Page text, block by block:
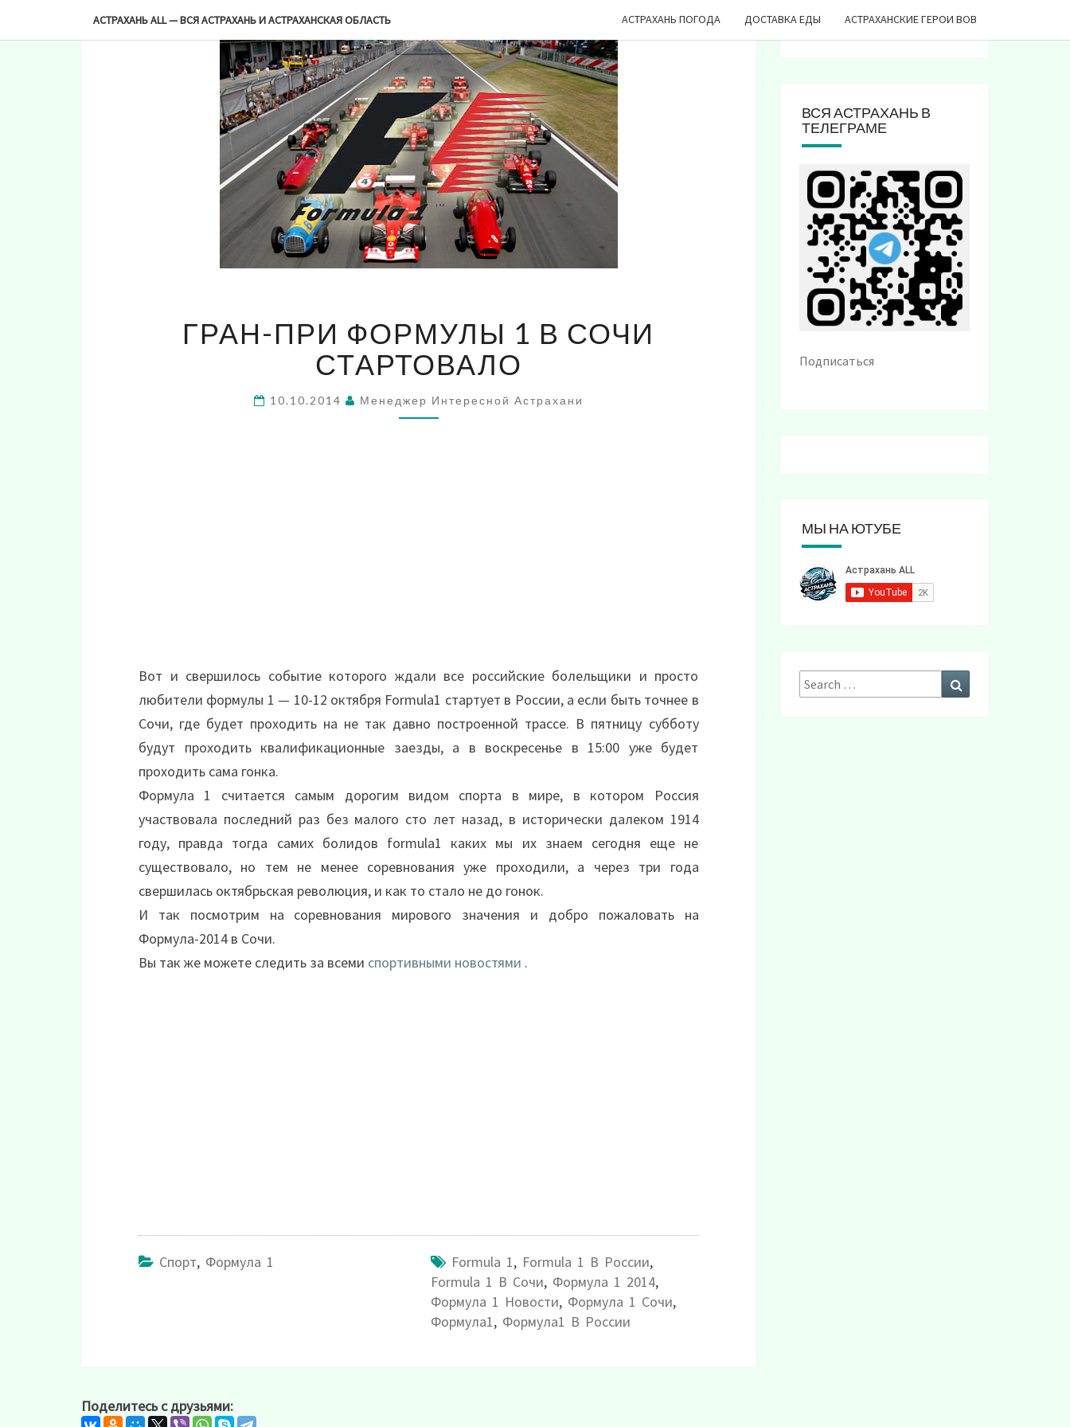
АСТРАХАНЬ ALL — ВСЯ АСТРАХАНЬ И АСТРАХАНСКАЯ ОБЛАСТЬ АСТРАХАНЬ ПОГОДА ДОСТАВКА ЕДЫ АСТРАХАНСКИЕ ГЕРОИ ВОВ
ПРИ
ФОРМУЛЫ
1
СОЧИ
ГРАН-ПРИ ФОРМУЛЫ 1 В СОЧИ
СТАРТОВАЛО
10.10.2014 Менеджер Интересной Астрахани
Вот и свершилось событие которого ждали все российские болельщики и просто
любители формулы 1 — 10-12 октября Formula1 стартует в России, а если быть точнее в
Сочи, где будет проходить на не так давно построенной трассе. В пятницу субботу
будут проходить квалификационные заезды, а в воскресенье в 15:00 уже будет
проходить сама гонка.
Формула 1 считается самым дорогим видом спорта в мире, в котором Россия
участвовала последний раз без малого сто лет назад, в исторически далеком 1914
году, правда тогда самих болидов formula1 каких мы их знаем сегодня еще не
существовало, но тем не менее соревнования уже проходили, а через три года
свершилась октябрьская революция, и как то стало не до гонок.
И так посмотрим на соревнования мирового значения и добро пожаловать на
Формула-2014 в Сочи.
Вы так же можете следить за всеми спортивными новостями .
Спорт, Формула 1 Formula 1, Formula 1 В России,
Formula 1 В Сочи, Формула 1 2014,
Формула 1 Новости, Формула 1 Сочи,
Формула1, Формула1 В России
Поделитесь с друзьями:
ВСЯ АСТРАХАНЬ В
ТЕЛЕГРАМЕ
Подписаться
МЫ НА ЮТУБЕ
Search
for: